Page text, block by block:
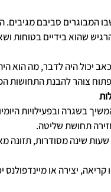
המבוגרים סביבם
שהוא בידיים
יכול היה לדבר, מה הוא
צוהר להבנת התחושות
בשגרה ובפעילויות
תחושת שליטה.
שינה מסודרות, תזונה
יצירה או מיינדפולנס